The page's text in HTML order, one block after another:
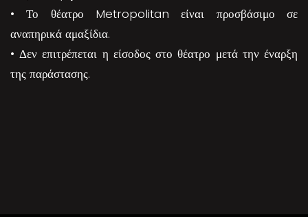
• Το θέατρο Metropolitan είναι προσβάσιμο σε
αναπηρικά αμαξίδια.
• Δεν επιτρέπεται η είσοδος στο θέατρο μετά την έναρξη
της παράστασης.